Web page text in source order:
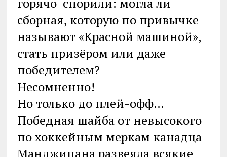
сборная, которую по привычке
называют «Красной машиной»,
стать призёром или даже
победителем?
Несомненно!
Но только до плей-офф…
Победная шайба от невысокого
по хоккейным меркам канадца
Манджипана развеяла всякие